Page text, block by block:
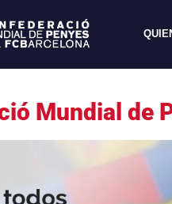
Mundial de